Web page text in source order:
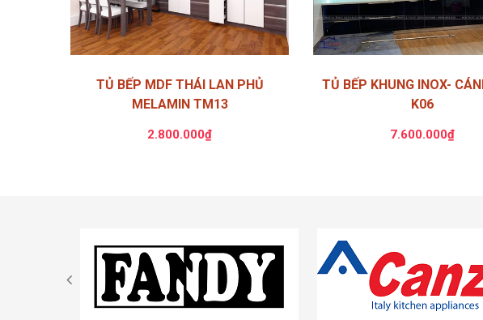
TỦ BẾP MDF THÁI LAN PHỦ
MELAMIN TM13
2.800.000₫
TỦ BẾP KHUNG INOX-
K06
7.600.000₫